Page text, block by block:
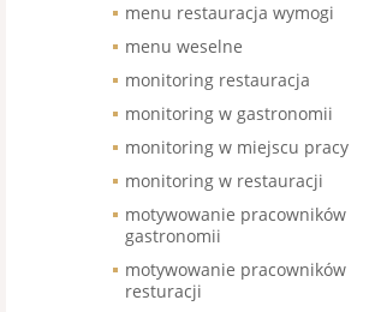
menu restauracja wymogi
menu weselne
monitoring restauracja
monitoring w gastronomii
monitoring w miejscu pracy
monitoring w restauracji
motywowanie pracowników
gastronomii
motywowanie pracowników
resturacji